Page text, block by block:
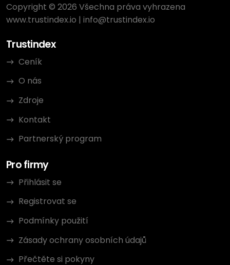
Copyright © 2026 Všechna práva vyhrazena
www.trustindex.io | info@trustindex.io
Trustindex
Ceník
O nás
Zdroje
Kontakt
Partnerský program
Pro firmy
Přihlásit se
Registrovat se
Podmínky použití
Zásady ochrany osobních údajů
Přečtěte si pokyny